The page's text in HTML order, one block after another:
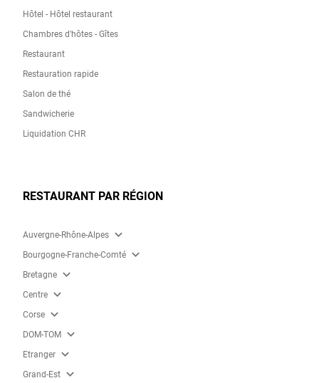
Hôtel - Hôtel restaurant
Chambres d'hôtes - Gîtes
Restaurant
Restauration rapide
Salon de thé
Sandwicherie
Liquidation CHR
RESTAURANT PAR RÉGION
Auvergne-Rhône-Alpes expand_more
Bourgogne-Franche-Comté expand_more
Bretagne expand_more
Centre expand_more
Corse expand_more
DOM-TOM expand_more
Etranger expand_more
Grand-Est expand_more